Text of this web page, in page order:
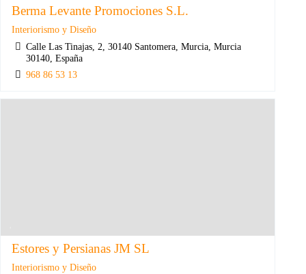
Berma Levante Promociones S.L.
Interiorismo y Diseño
Calle Las Tinajas, 2, 30140 Santomera, Murcia, Murcia
30140, España
968 86 53 13
Estores y Persianas JM SL
Interiorismo y Diseño